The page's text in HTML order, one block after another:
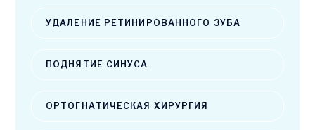
УДАЛЕНИЕ РЕТИНИРОВАННОГО ЗУБА
ПОДНЯТИЕ СИНУСА
ОРТОГНАТИЧЕСКАЯ ХИРУРГИЯ